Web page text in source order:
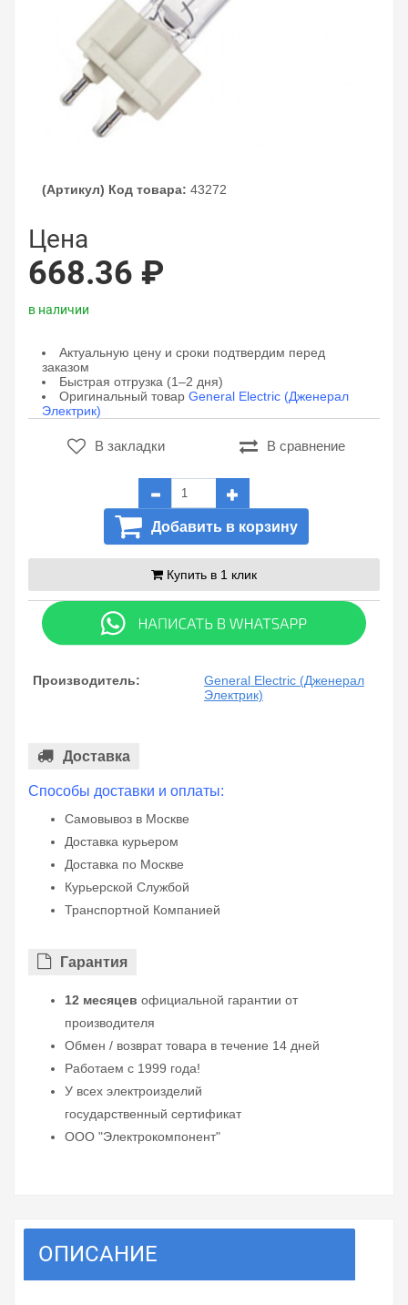
(Артикул) Код товара: 43272
Цена
668.36 ₽
в наличии
Актуальную цену и сроки подтвердим перед
заказом
Быстрая отгрузка (1–2 дня)
Оригинальный товар General Electric (Дженерал
Электрик)
В закладки В сравнение
Добавить в корзину
Купить в 1 клик
Производитель:
General Electric (Дженерал
Электрик)
Доставка
Способы доставки и оплаты:
Самовывоз в Москве
Доставка курьером
Доставка по Москве
Курьерской Службой
Транспортной Компанией
Гарантия
12 месяцев официальной гарантии от
производителя
Обмен / возврат товара в течение 14 дней
Работаем с 1999 года!
У всех электроизделий
государственный сертификат
ООО "Электрокомпонент"
ОПИСАНИЕ